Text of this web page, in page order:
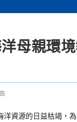
母親環
資源的日益枯竭，